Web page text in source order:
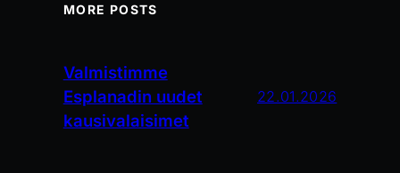
MORE POSTS
Valmistimme
Esplanadin uudet
kausivalaisimet
22.01.2026